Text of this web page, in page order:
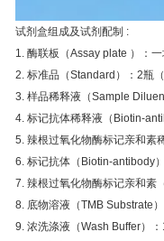
试剂盒组成及试剂配制 :
1. 酶联板（Assay plate ）：
2. 标准品（Standard ）： 2瓶
3. 样品稀释液（Sample
4. 标记抗体稀释液（ Biotin-
5. 辣根过氧化物酶标记亲和素
6. 标记抗体（ Biotin-antibody
7. 辣根过氧化物酶标记亲和素
8. 底物溶液（TMB Substrate
9. 浓洗涤液（Wash Buffer）：